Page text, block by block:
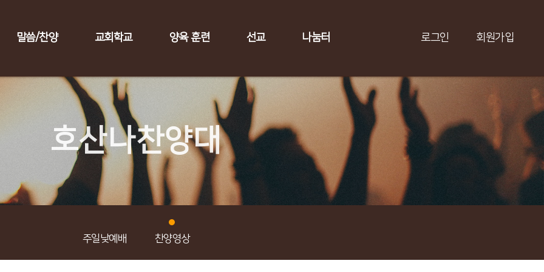
말씀/찬양 교회학교 양육 훈련 선교 나눔터 로그인 회원가입
호산나찬양대
주일낮예배 찬양영상